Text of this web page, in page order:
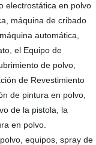
electrostática en polvo
máquina de cribado
automática,
el Equipo de
de polvo,
de Revestimiento
de pintura en polvo,
de la pistola, la
en polvo.
equipos, spray de